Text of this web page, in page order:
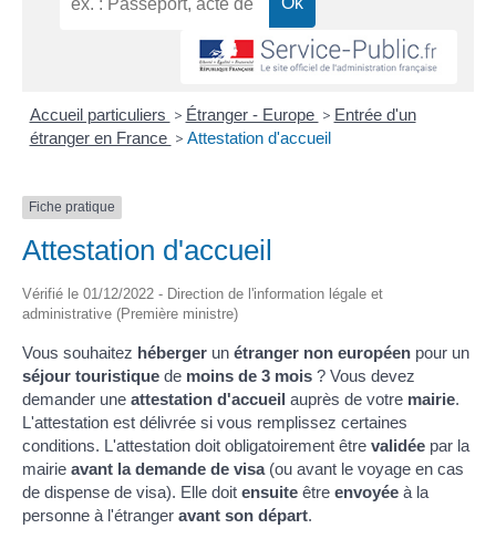
Accueil particuliers > Étranger - Europe > Entrée d'un
étranger en France > Attestation d'accueil
Fiche pratique
Attestation d'accueil
Vérifié le 01/12/2022 - Direction de l'information légale et
administrative (Première ministre)
Vous souhaitez héberger un étranger non européen pour un
séjour touristique de moins de 3 mois ? Vous devez
demander une attestation d'accueil auprès de votre mairie.
L'attestation est délivrée si vous remplissez certaines
conditions. L'attestation doit obligatoirement être validée par la
mairie avant la demande de visa(ou avant le voyage en cas
de dispense de visa). Elle doit ensuite être envoyée à la
personne à l'étranger avant son départ.